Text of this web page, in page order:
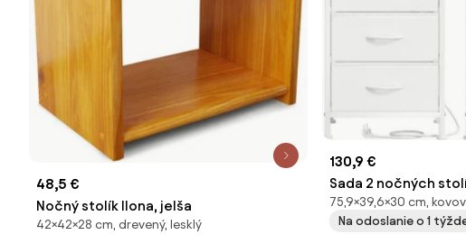
48,5 €
Nočný stolík Ilona, jelša
42×42×28 cm, drevený, lesklý
130,9 €
Sada 2 nočných
osvetlením a
LGSB35203W102
75,9×39,6×30 cm,
Na odoslanie o 1